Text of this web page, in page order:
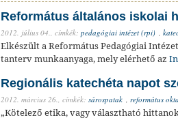
Református általános iskolai
2012. július 04., címkék: pedagógiai intézet (rpi) ,
Elkészült a Református Pedagógiai
tanterv munkaanyaga, mely elérhető az
Regionális katechéta napot
2012. március 26., címkék: sárospatak , református
„Kötelező etika, vagy választható